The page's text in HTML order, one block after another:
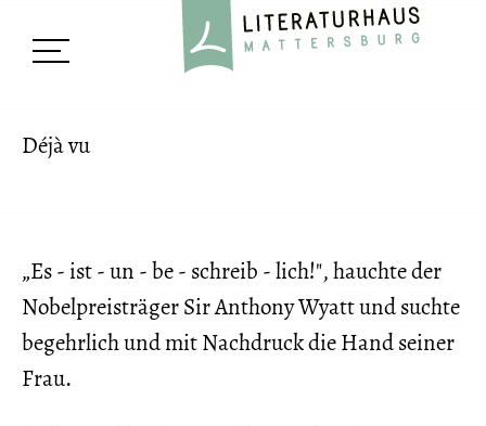
Déjà vu
„Es - ist - un - be - schreib - lich!", hauchte der
Nobelpreisträger Sir Anthony Wyatt und suchte
begehrlich und mit Nachdruck die Hand seiner
Frau.